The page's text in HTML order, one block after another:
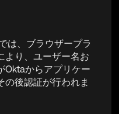
は、ブラウザープラ
より、ユーザー名お
Oktaからアプリケー
の後認証が行われま